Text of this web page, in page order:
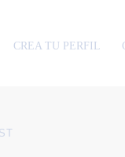
CREA TU PERFIL